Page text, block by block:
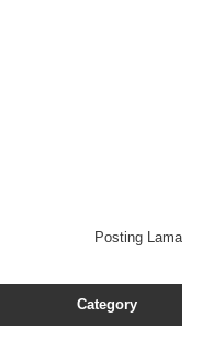
Posting Lama
Category